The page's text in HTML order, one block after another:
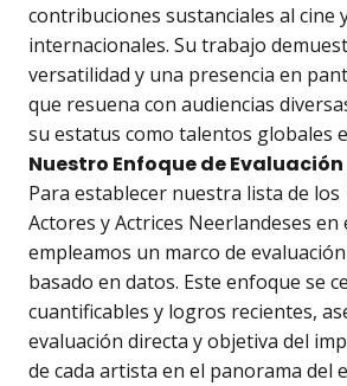
contribuciones sustanciales al cine
internacionales. Su trabajo
versatilidad y una presencia en
que resuena con audiencias
su estatus como talentos globales
Nuestro Enfoque de
Para establecer nuestra lista de los
Actores y Actrices Neerlandeses en
empleamos un marco de
basado en datos. Este enfoque se
cuantificables y logros recientes,
evaluación directa y objetiva del
de cada artista en el panorama del